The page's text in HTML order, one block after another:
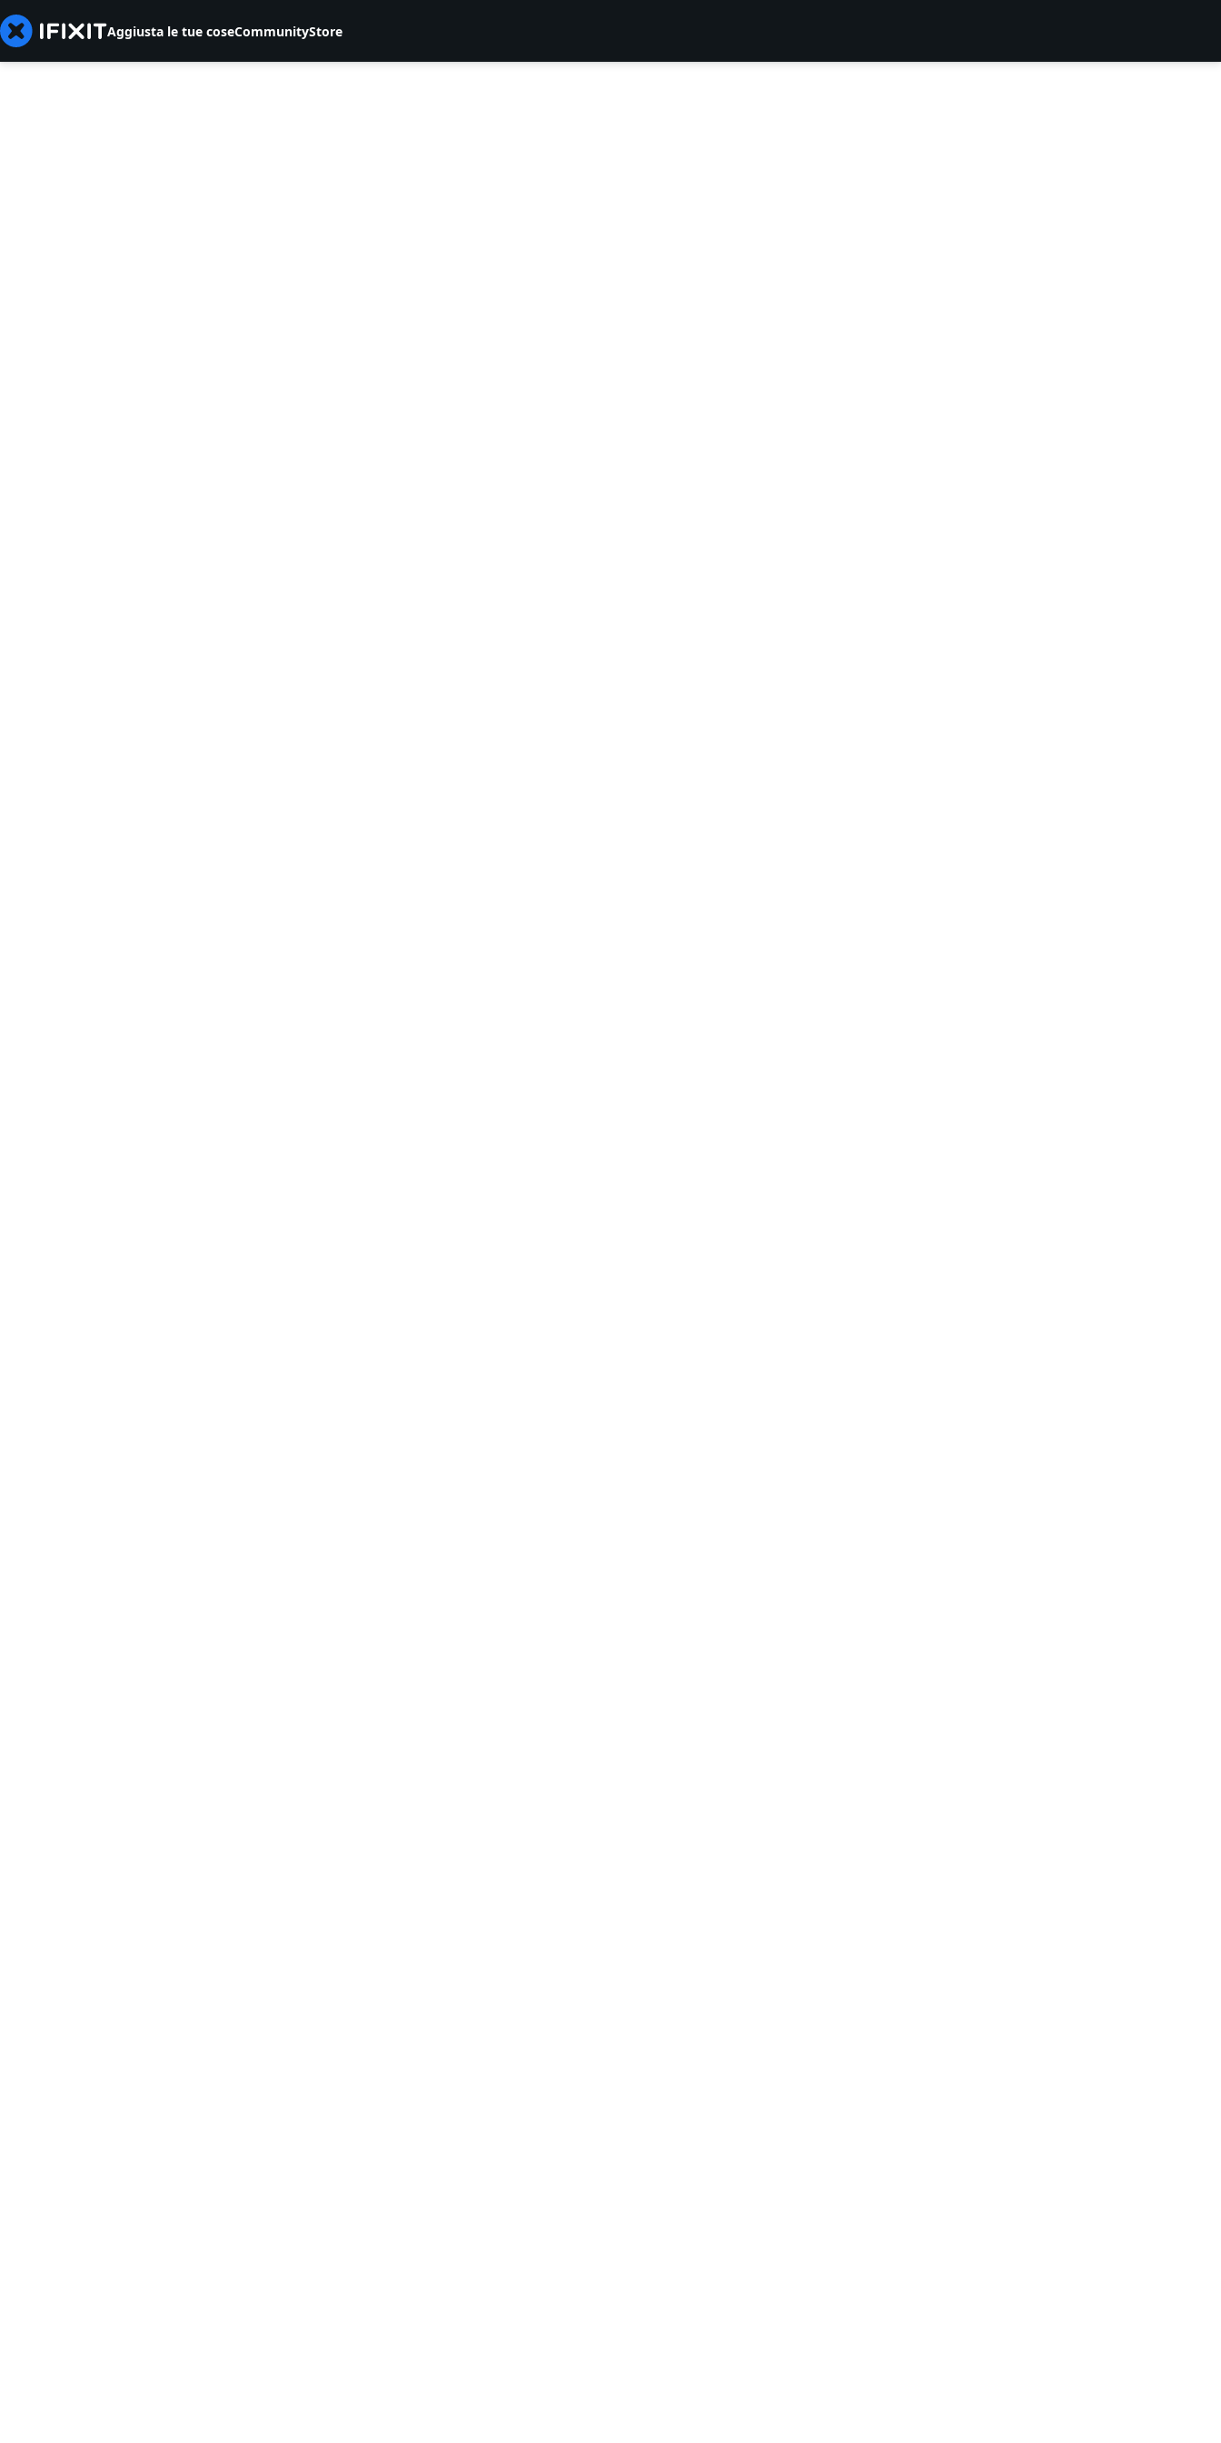
Aggiusta le tue coseCommunityStore